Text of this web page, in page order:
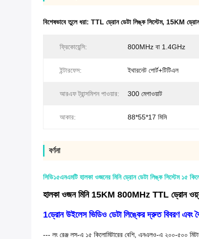
বিশেষভাবে তুলে ধরা: TTL ড্রোন ডেটা লিঙ্ক সিস্টেম, 15KM ড্রোন
ফ্রিকোয়েন্সি: 800MHz বা 1.4GHz
ইন্টারফেস: ইথারনেট পোর্ট+টিটিএল
আরএফ ট্রান্সমিশন পাওয়ার: 300 মেগাওয়াট
আকার: 88*55*17 মিমি
বর্ণনা
সিডি১৫এনএমটি হালকা ওজনের মিনি ড্রোন ডেটা লিঙ্ক সিস্টেম ১৫
হালকা ওজন মিনি 15KM 800MHz TTL ড্রোন
1ড্রোন উইলেস ভিডিও ডেটা লিঙ্কের দ্রুত বিবরণ এবং
--- লং রেঞ্জ লস-এ ১৫ কিলোমিটারের বেশি, এনএলও-এ ২০০-৫০০